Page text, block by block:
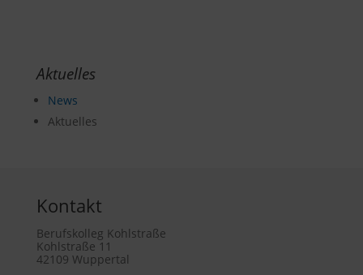
Aktuelles
News
Aktuelles
Kontakt
Berufskolleg Kohlstraße
Kohlstraße 11
42109 Wuppertal